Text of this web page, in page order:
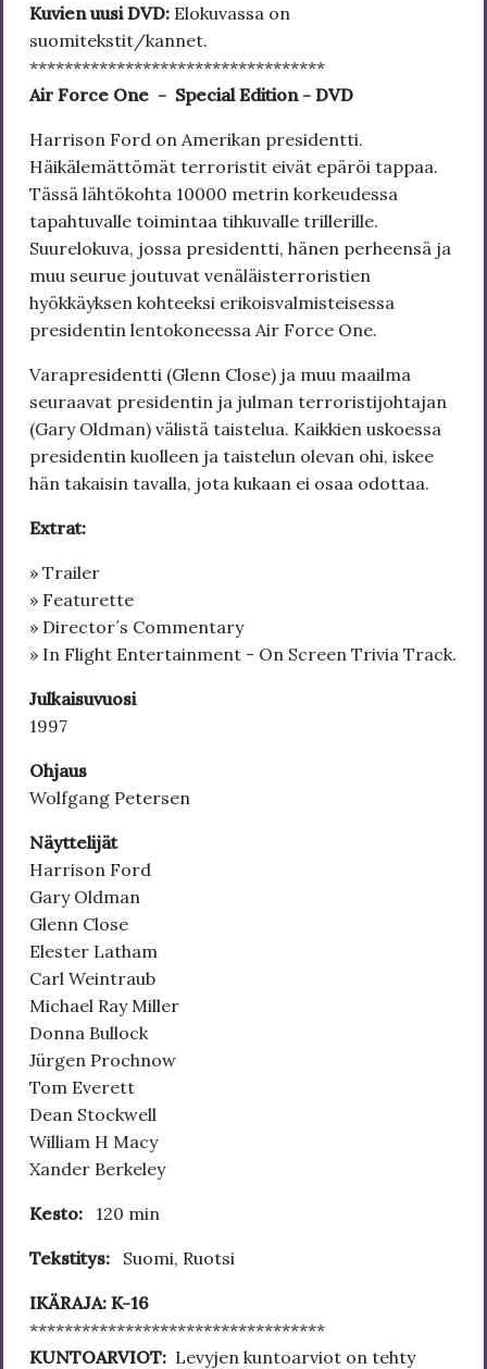
Kuvien uusi DVD: Elokuvassa on
suomitekstit/kannet.
**********************************
Air Force One - Special Edition - DVD
Harrison Ford on Amerikan presidentti.
Häikälemättömät terroristit eivät epäröi tappaa.
Tässä lähtökohta 10000 metrin korkeudessa
tapahtuvalle toimintaa tihkuvalle trillerille.
Suurelokuva, jossa presidentti, hänen perheensä ja
muu seurue joutuvat venäläisterroristien
hyökkäyksen kohteeksi erikoisvalmisteisessa
presidentin lentokoneessa Air Force One.
Varapresidentti (Glenn Close) ja muu maailma
seuraavat presidentin ja julman terroristijohtajan
(Gary Oldman) välistä taistelua. Kaikkien uskoessa
presidentin kuolleen ja taistelun olevan ohi, iskee
hän takaisin tavalla, jota kukaan ei osaa odottaa.
Extrat:
» Trailer
» Featurette
» Director´s Commentary
» In Flight Entertainment - On Screen Trivia Track.
Julkaisuvuosi
1997
Ohjaus
Wolfgang Petersen
Näyttelijät
Harrison Ford
Gary Oldman
Glenn Close
Elester Latham
Carl Weintraub
Michael Ray Miller
Donna Bullock
Jürgen Prochnow
Tom Everett
Dean Stockwell
William H Macy
Xander Berkeley
Kesto: 120 min
Tekstitys: Suomi, Ruotsi
IKÄRAJA: K-16
**********************************
KUNTOARVIOT: Levyjen kuntoarviot on tehty